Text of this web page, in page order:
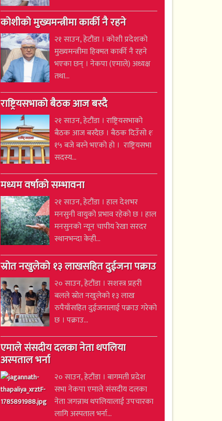
कोशीको मुख्यमन्त्रीमा कार्की नै रहने
२१ साउन, हेटौंडा । कोशी प्रदेशको
मुख्यमन्त्रीमा हिक्मत कार्की नै रहने
भएका छन् । नेकपा (एमाले) अध्यक्ष
तथा...
राष्ट्रियसभाको बैठक आज बस्दै
२१ साउन, हेटौंडा । राष्ट्रियसभाको
बैठक आज बस्दैछ । बैठक दिउँसो १ः
१५ बजे बस्ने भएको हो । राष्ट्रियसभा
सदस्य...
मध्यम वर्षाको सम्भावना
२१ साउन, हेटौंडा । हाल देशभर
मनसुनी वायुको प्रभाव रहेको छ । हाल
मनसुनको न्यून चापीय रेखा सरदर
स्थानभन्दा केही...
स्रोत नखुलेको १३ लाखसहित दुईजना पक्राउ
२० साउन, हेटौंडा । सशस्त्र प्रहरी
बलले स्रोत नखुलेको १३ लाख
रुपैयाँसहित दुईजनालाई पक्राउ गरेको
छ । पक्राउ...
एमाले संसदीय दलका नेता थपलिया
अस्पताल भर्ना
२० साउन, हेटौंडा । बागमती प्रदेश
सभा नेकपा एमाले संसदीय दलका
नेता जगन्नाथ थपलियालाई उपचारका
लागि अस्पताल भर्ना...